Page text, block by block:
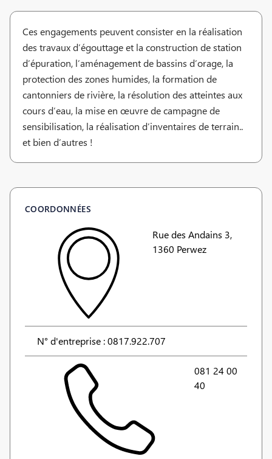
Ces engagements peuvent consister en la réalisation
des travaux d’égouttage et la construction de station
d’épuration, l’aménagement de bassins d’orage, la
protection des zones humides, la formation de
cantonniers de rivière, la résolution des atteintes aux
cours d’eau, la mise en œuvre de campagne de
sensibilisation, la réalisation d’inventaires de terrain..
et bien d’autres !
COORDONNÉES
Rue des Andains 3,
1360 Perwez
N° d'entreprise : 0817.922.707
081 24 00
40